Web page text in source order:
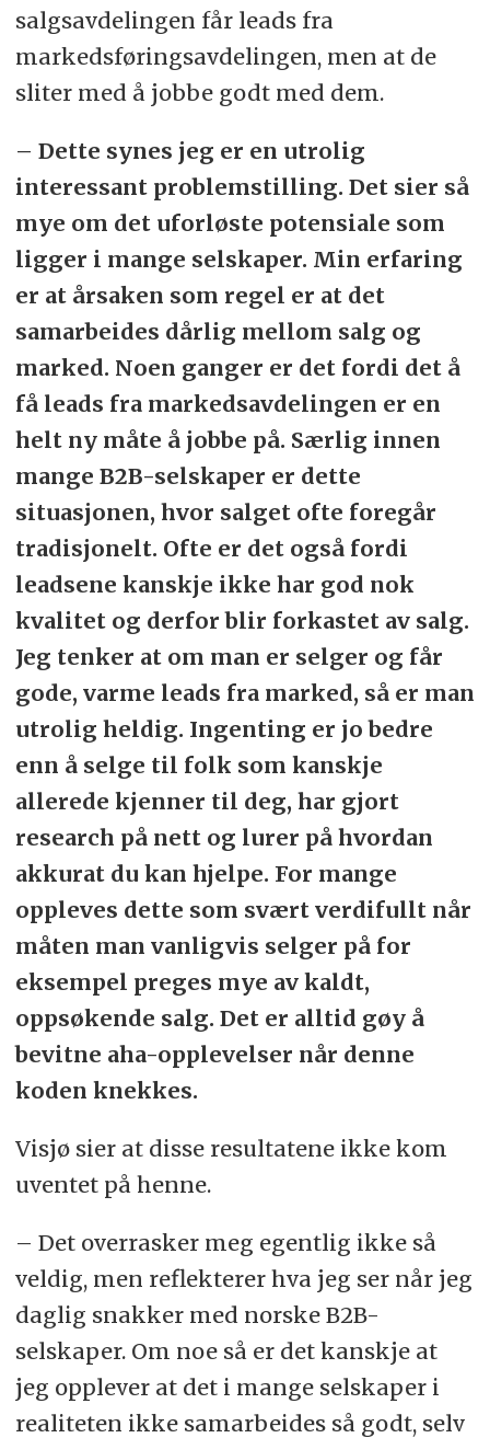
salgsavdelingen får leads fra
markedsføringsavdelingen, men at de
sliter med å jobbe godt med dem.
– Dette synes jeg er en utrolig
interessant problemstilling. Det sier så
mye om det uforløste potensiale som
ligger i mange selskaper. Min erfaring
er at årsaken som regel er at det
samarbeides dårlig mellom salg og
marked. Noen ganger er det fordi det å
få leads fra markedsavdelingen er en
helt ny måte å jobbe på. Særlig innen
mange B2B-selskaper er dette
situasjonen, hvor salget ofte foregår
tradisjonelt. Ofte er det også fordi
leadsene kanskje ikke har god nok
kvalitet og derfor blir forkastet av salg.
Jeg tenker at om man er selger og får
gode, varme leads fra marked, så er man
utrolig heldig. Ingenting er jo bedre
enn å selge til folk som kanskje
allerede kjenner til deg, har gjort
research på nett og lurer på hvordan
akkurat du kan hjelpe. For mange
oppleves dette som svært verdifullt når
måten man vanligvis selger på for
eksempel preges mye av kaldt,
oppsøkende salg. Det er alltid gøy å
bevitne aha-opplevelser når denne
koden knekkes.
Visjø sier at disse resultatene ikke kom
uventet på henne.
– Det overrasker meg egentlig ikke så
veldig, men reflekterer hva jeg ser når jeg
daglig snakker med norske B2B-
selskaper. Om noe så er det kanskje at
jeg opplever at det i mange selskaper i
realiteten ikke samarbeides så godt, selv